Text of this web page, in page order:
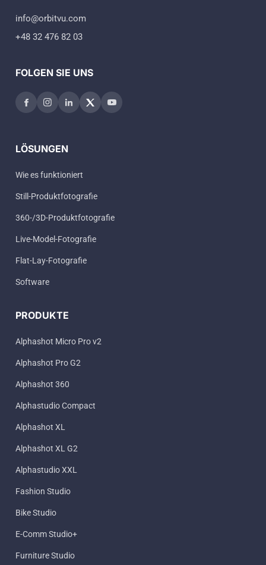
info@orbitvu.com
+48 32 476 82 03
FOLGEN SIE UNS
LÖSUNGEN
Wie es funktioniert
Still-Produktfotografie
360-/3D-Produktfotografie
Live-Model-Fotografie
Flat-Lay-Fotografie
Software
PRODUKTE
Alphashot Micro Pro v2
Alphashot Pro G2
Alphashot 360
Alphastudio Compact
Alphashot XL
Alphashot XL G2
Alphastudio XXL
Fashion Studio
Bike Studio
E-Comm Studio+
Furniture Studio